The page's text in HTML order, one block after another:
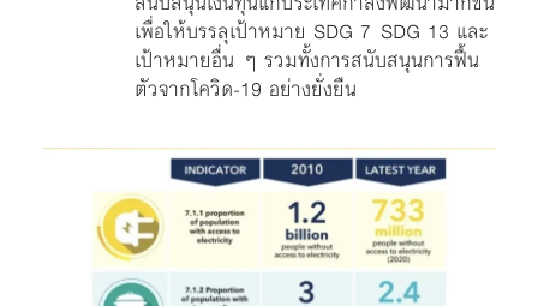
เพื่อให้บรรลุเป้าหมาย SDG 7 SDG 13 และ
เป้าหมายอื่น ๆ รวมทั้งการสนับสนุนการฟื้น
ตัวจากโควิด-19 อย่างยั่งยืน